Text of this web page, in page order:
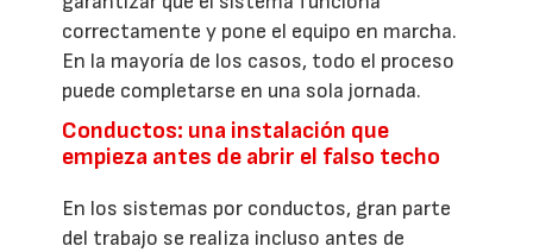
correctamente y pone el equipo en marcha.
En la mayoría de los casos, todo el proceso
puede completarse en una sola jornada.
Conductos: una instalación que
empieza antes de abrir el falso techo
En los sistemas por conductos, gran parte
del trabajo se realiza incluso antes de